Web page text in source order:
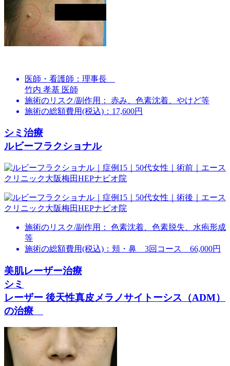
医師・看護師： 理事長
竹内 孝基 医師
施術のリスク/副作用：
赤み、色素沈着、やけど等
施術の総額費用(税込)： 17,600円
シミ治療
ルビーフラクショナル
施術のリスク/副作用：
色素沈着、色素脱失、水疱形成
等
施術の総額費用(税込)： 頬・鼻 3回コース 66,000円
美肌レーザー治療
シミ
レーザー 後天性真皮メラノサイトーシス（ADM）
の治療